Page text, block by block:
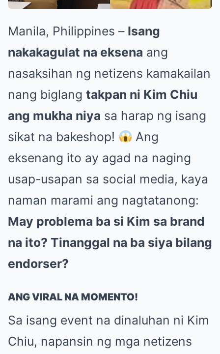
Manila, Philippines – Isang
nakakagulat na eksena ang
nasaksihan ng netizens kamakailan
nang biglang takpan ni Kim Chiu
ang mukha niya sa harap ng isang
sikat na bakeshop!
Ang
eksenang ito ay agad na naging
usap-usapan sa social media, kaya
naman marami ang nagtatanong:
May problema ba si Kim sa brand
na ito? Tinanggal na ba siya bilang
endorser?
ANG VIRAL NA MOMENTO!
Sa isang event na dinaluhan ni Kim
Chiu, napansin ng mga netizens